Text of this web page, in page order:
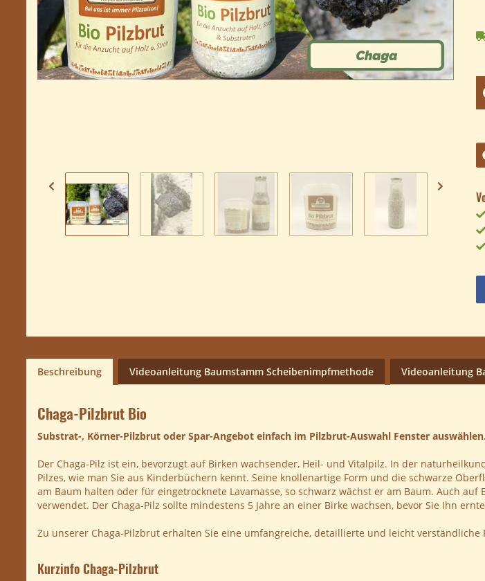
Beschreibung Videoanleitung Baumstamm Scheibenimpfmethode Videoanleitung
Chaga-Pilzbrut Bio
Substrat-, Körner-Pilzbrut oder Spar-Angebot einfach im Pilzbrut-Auswahl Fenster auswählen.
Der Chaga-Pilz ist ein, bevorzugt auf Birken wachsender, Heil- und Vitalpilz. In der
Pilzes, wie man Sie aus Kinderbüchern kennt. Seine knollenartige Form und die schwarze
am Baum halten oder für eingetrocknete Lavamasse, so schwarz wächst er am Baum. Auch
verwendet. Der Chaga-Pilz sollte mindestens 5 Jahre an einer Birke wachsen, bevor Sie Ihn
Zu unserer Chaga-Pilzbrut erhalten Sie eine umfangreiche, detaillierte und leicht verständliche
Kurzinfo Chaga-Pilzbrut